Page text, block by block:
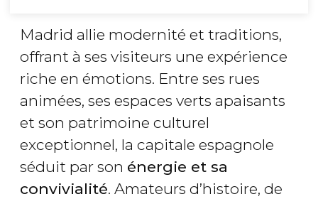
Madrid allie modernité et traditions,
offrant à ses visiteurs une expérience
riche en émotions. Entre ses rues
animées, ses espaces verts apaisants
et son patrimoine culturel
exceptionnel, la capitale espagnole
séduit par son énergie et sa
convivialité. Amateurs d’histoire, de